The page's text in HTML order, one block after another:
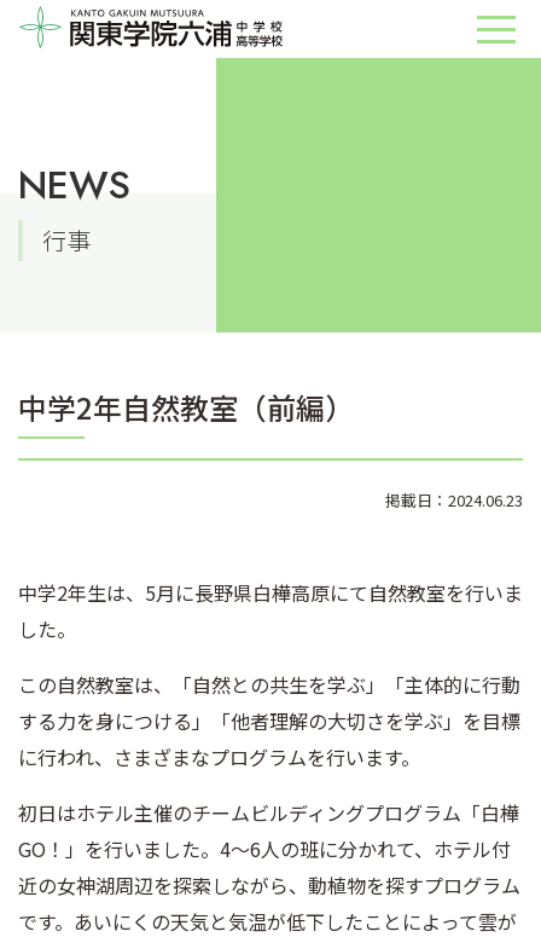
NEWS
行事
中学2年自然教室（前編）
掲載日：2024.06.23
中学2年生は、5月に長野県白樺高原にて自然教室を行いま
した。
この自然教室は、「自然との共生を学ぶ」「主体的に行動
する力を身につける」「他者理解の大切さを学ぶ」を目標
に行われ、さまざまなプログラムを行います。
初日はホテル主催のチームビルディングプログラム「白樺
GO！」を行いました。4～6人の班に分かれて、ホテル付
近の女神湖周辺を探索しながら、動植物を探すプログラム
です。あいにくの天気と気温が低下したことによって雲が